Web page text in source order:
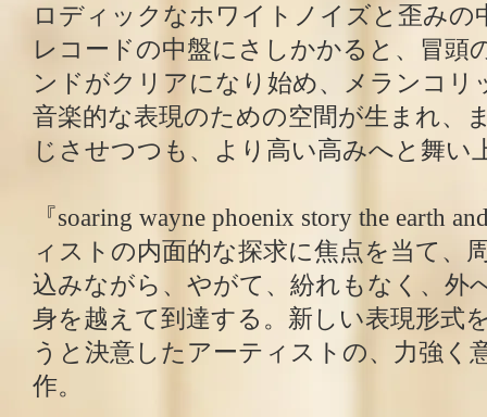
ロディックなホワイトノイズと歪みの
レコードの中盤にさしかかると、冒頭
ンドがクリアになり始め、メランコリ
音楽的な表現のための空間が生まれ、
じさせつつも、より高い高みへと舞い
『soaring wayne phoenix story the earth
ィストの内面的な探求に焦点を当て、
込みながら、やがて、紛れもなく、外
身を越えて到達する。新しい表現形式
うと決意したアーティストの、力強く
作。